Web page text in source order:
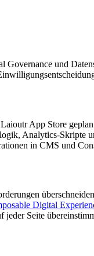
Governance und
App Store
Analytics-Skripte
in CMS und
Digital
jeder Seite